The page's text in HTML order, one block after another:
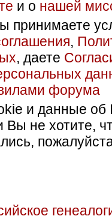
и о нашей
принимаете
,
, даете
форума
и данные об
Вы не хотите,